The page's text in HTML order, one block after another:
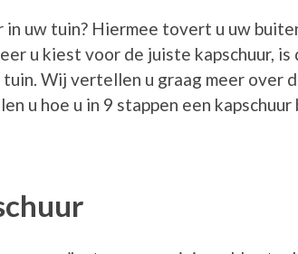
in uw tuin? Hiermee tovert u uw
u kiest voor de juiste kapschuur, is
Wij vertellen u graag meer over
u hoe u in 9 stappen een